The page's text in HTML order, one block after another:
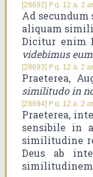
[28692] Iª q. 12 a. 2
Ad
aliquam
Dicitur enim
videbimus
[28693] Iª q. 12 a. 2
Praeterea,
similitudo in
[28694] Iª q. 12 a. 2
Praeterea,
sensibile in
similitudine
Deus ab